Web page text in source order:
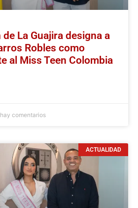
La Guajira designa a
Robles como
al Miss Teen Colombia
comentarios
ACTUALIDAD